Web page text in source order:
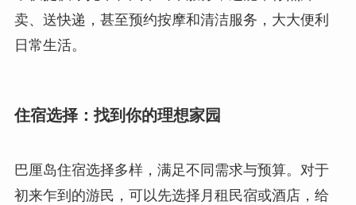
卖、送快递，甚至预约按摩和清洁服务，大大便利
日常生活。
住宿选择：找到你的理想家园
巴厘岛住宿选择多样，满足不同需求与预算。对于
初来乍到的游民，可以先选择月租民宿或酒店，给